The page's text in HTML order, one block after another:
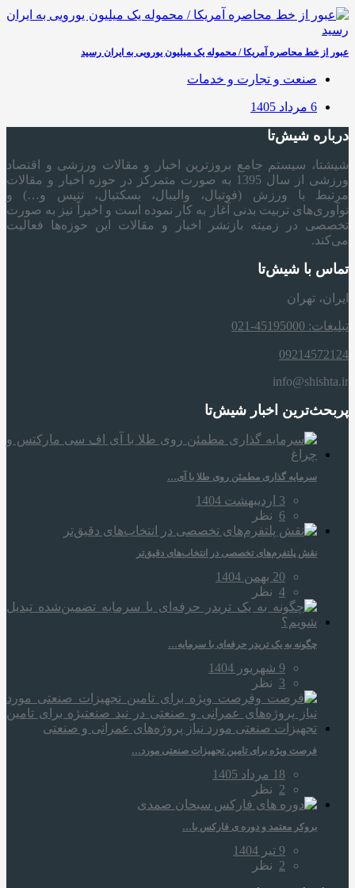
عبور از خط محاصره آمریکا / محموله یک میلیون یورویی به ایران رسید
صنعت و تجارت و خدمات
6 مرداد 1405
درباره شیش‌تا
شیشتا، سیستم جامع بروزترین اخبار و مقالات ورزشی و اقتصاد
ورزشی از سال 1395 به صورت متمرکز در حوزه اخبار و مقالات
مرتبط با ورزش (فوتبال، والیبال، بسکتبال، تنیس و…) و
نوآوری‌های تربیت بدنی آغاز به کار نموده است و اخیراً نیز به صورت
تخصصی در زمینه بازنشر اخبار و مقالات این حوزه‌ها فعالیت
می‌کند.
تماس با شیش‌تا
ایران، تهران
تبلیغات: 45195000-021
09214572124
info@shishta.ir
پربحث‌ترین اخبار شیش‌تا
سرمایه‌ گذاری مطمئن روی طلا با آی…
3 اردیبهشت 1404
6 نظر
نقش پلتفرم‌های تخصصی در انتخاب‌های دقیق‌تر
20 بهمن 1404
4 نظر
چگونه به یک تریدر حرفه‌ای با سرمایه…
9 شهریور 1404
3 نظر
فرصت ویژه برای تامین تجهیزات صنعتی مورد…
18 مرداد 1405
2 نظر
بروکر معتمد و دوره‌ ی فارکس با…
9 تیر 1404
2 نظر